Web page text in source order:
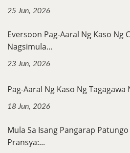
25 Jun, 2026
Eversoon Pag-Aaral Ng Kaso Ng
Nagsimula...
23 Jun, 2026
Pag-Aaral Ng Kaso Ng Tagagawa
18 Jun, 2026
Mula Sa Isang Pangarap
Pransya:...